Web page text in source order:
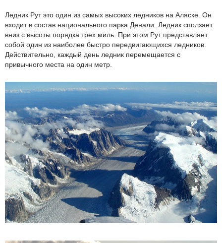
Ледник Рут это один из самых высоких ледников на Аляске. Он
входит в состав национального парка Денали. Ледник сползает
вниз с высоты порядка трех миль. При этом Рут представляет
собой один из наиболее быстро передвигающихся ледников.
Действительно, каждый день ледник перемещается с
привычного места на один метр.